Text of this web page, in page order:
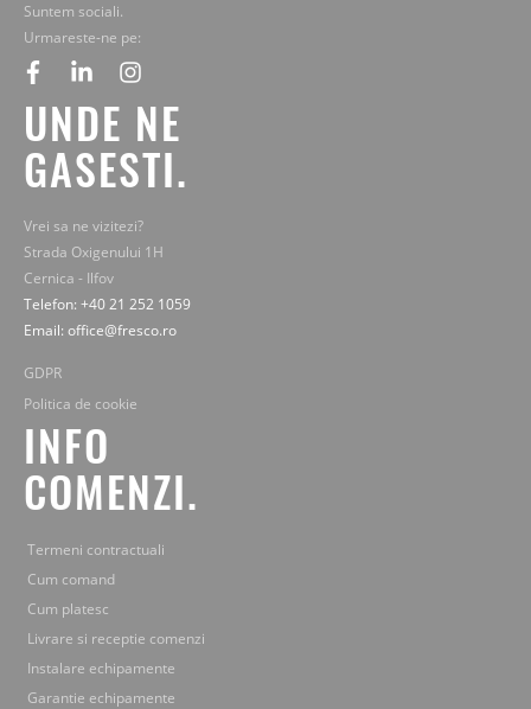
Suntem sociali.
Urmareste-ne pe:
facebook
linkedininstagram
UNDE NE
GASESTI.
Vrei sa ne vizitezi?
Strada Oxigenului 1H
Cernica - Ilfov
Telefon: +40 21 252 1059
Email: office@fresco.ro
GDPR
Politica de cookie
INFO
COMENZI.
Termeni contractuali
Cum comand
Cum platesc
Livrare si receptie comenzi
Instalare echipamente
Garantie echipamente